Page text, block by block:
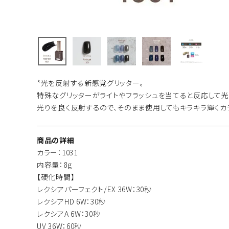
〝光を反射する新感覚グリッター〟
特殊なグリッターがライトやフラッシュを当てると反応して光
光りを良く反射するので、そのまま使用してもキラキラ輝く
商品の詳細
カラー：1031
内容量：8g
【硬化時間】
レクシアパーフェクト/EX 36W：30秒
レクシアHD 6W：30秒
レクシアA 6W：30秒
UV 36W：60秒